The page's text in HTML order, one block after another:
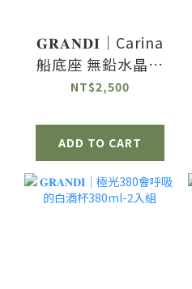
𝐆𝐑𝐀𝐍𝐃𝐈｜Carina
船底座 無鉛水晶氣
泡酒杯-2入組
NT$2,500
ADD TO CART